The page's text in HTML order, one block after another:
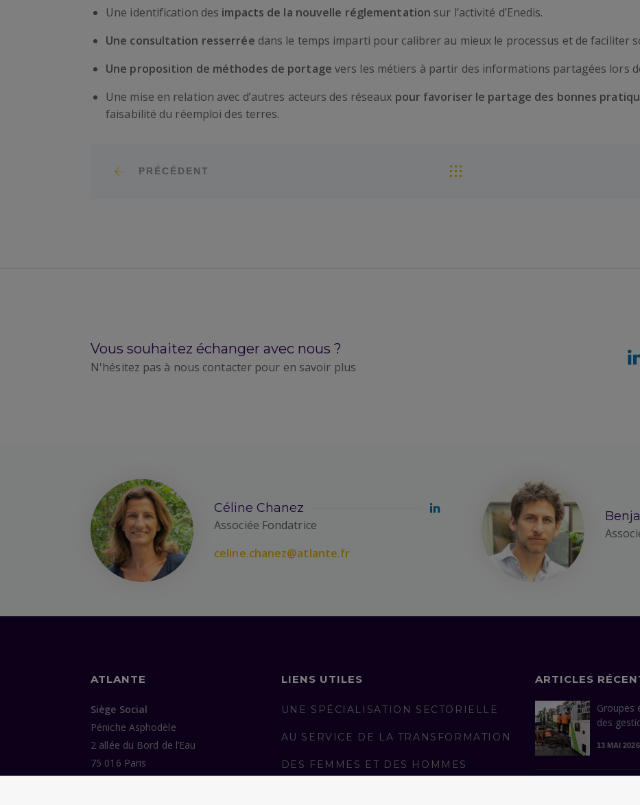
Une identification des impacts de la nouvelle réglementation sur l’activité d’Enedis.
Une consultation resserrée dans le temps imparti pour calibrer au mieux le processus et de faciliter
Une proposition de méthodes de portage vers les métiers à partir des informations partagées lors
Une mise en relation avec d’autres acteurs des réseaux pour favoriser le partage des bonnes
faisabilité du réemploi des terres.
PRÉCÉDENT
Vous souhaitez échanger avec nous ?
N'hésitez pas à nous contacter pour en savoir plus
Céline Chanez
Associée Fondatrice
celine.chanez@atlante.fr
ATLANTE
Siège Social
Péniche Asphodèle
2 allée du Bord de l’Eau
75 016 Paris
LIENS UTILES
UNE SPÉCIALISATION SECTORIELLE
AU SERVICE DE LA TRANSFORMATION
DES FEMMES ET DES HOMMES
ARTICLES
Groupes
des
13 MAI 2026